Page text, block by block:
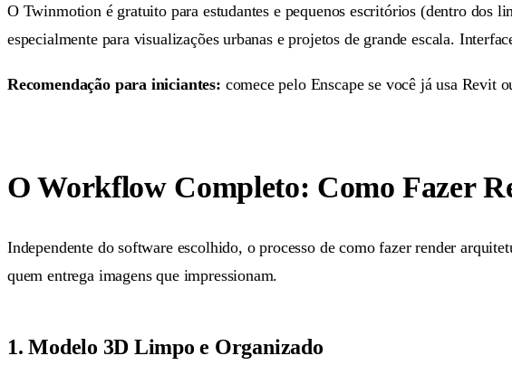
O Twinmotion é gratuito para estudantes e pequenos escritórios (dentro dos
especialmente para visualizações urbanas e projetos de grande escala.
Recomendação para iniciantes: comece pelo Enscape se você já usa Revit
O Workflow Completo: Como Fazer
Independente do software escolhido, o processo de como fazer render
quem entrega imagens que impressionam.
1. Modelo 3D Limpo e Organizado